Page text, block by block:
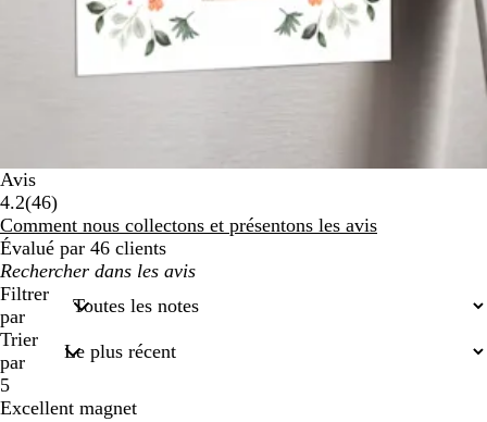
Avis
4.2(4646
avis
)
Comment nous collectons et présentons les avis
Évalué par 46 clients
Mes
recherches
saisies
Filtrer
par
Trier
par
5
Excellent magnet